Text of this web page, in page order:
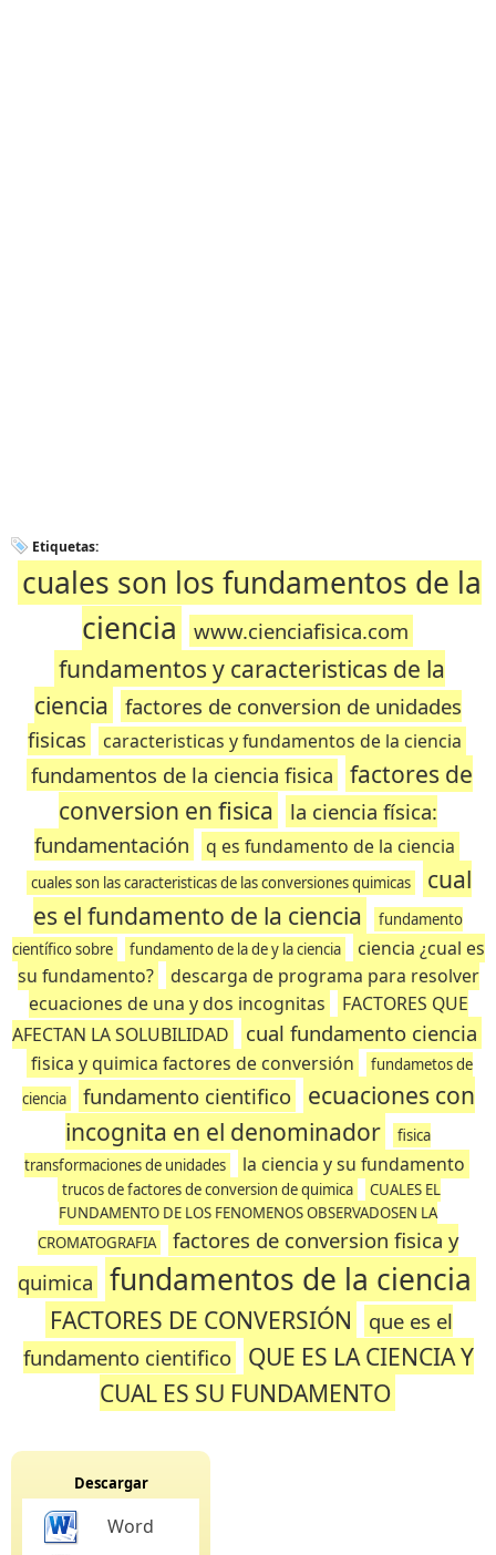
Etiquetas:
cuales son los fundamentos de la
ciencia
www.cienciafisica.com
fundamentos y caracteristicas de la
ciencia
factores de conversion de unidades
fisicas
caracteristicas y fundamentos de la ciencia
fundamentos de la ciencia fisica
factores de
conversion en fisica
la ciencia física:
fundamentación
q es fundamento de la ciencia
cuales son las caracteristicas de las conversiones quimicas
cual
es el fundamento de la ciencia
fundamento
científico sobre
fundamento de la de y la ciencia
ciencia ¿cual es
su fundamento?
descarga de programa para resolver
ecuaciones de una y dos incognitas
FACTORES QUE
AFECTAN LA SOLUBILIDAD
cual fundamento ciencia
fisica y quimica factores de conversión
fundametos de
ciencia
fundamento cientifico
ecuaciones con
incognita en el denominador
fisica
transformaciones de unidades
la ciencia y su fundamento
trucos de factores de conversion de quimica
CUALES EL
FUNDAMENTO DE LOS FENOMENOS OBSERVADOSEN LA
CROMATOGRAFIA
factores de conversion fisica y
quimica
fundamentos de la ciencia
FACTORES DE CONVERSIÓN
que es el
fundamento cientifico
QUE ES LA CIENCIA Y
CUAL ES SU FUNDAMENTO
Descargar
Word